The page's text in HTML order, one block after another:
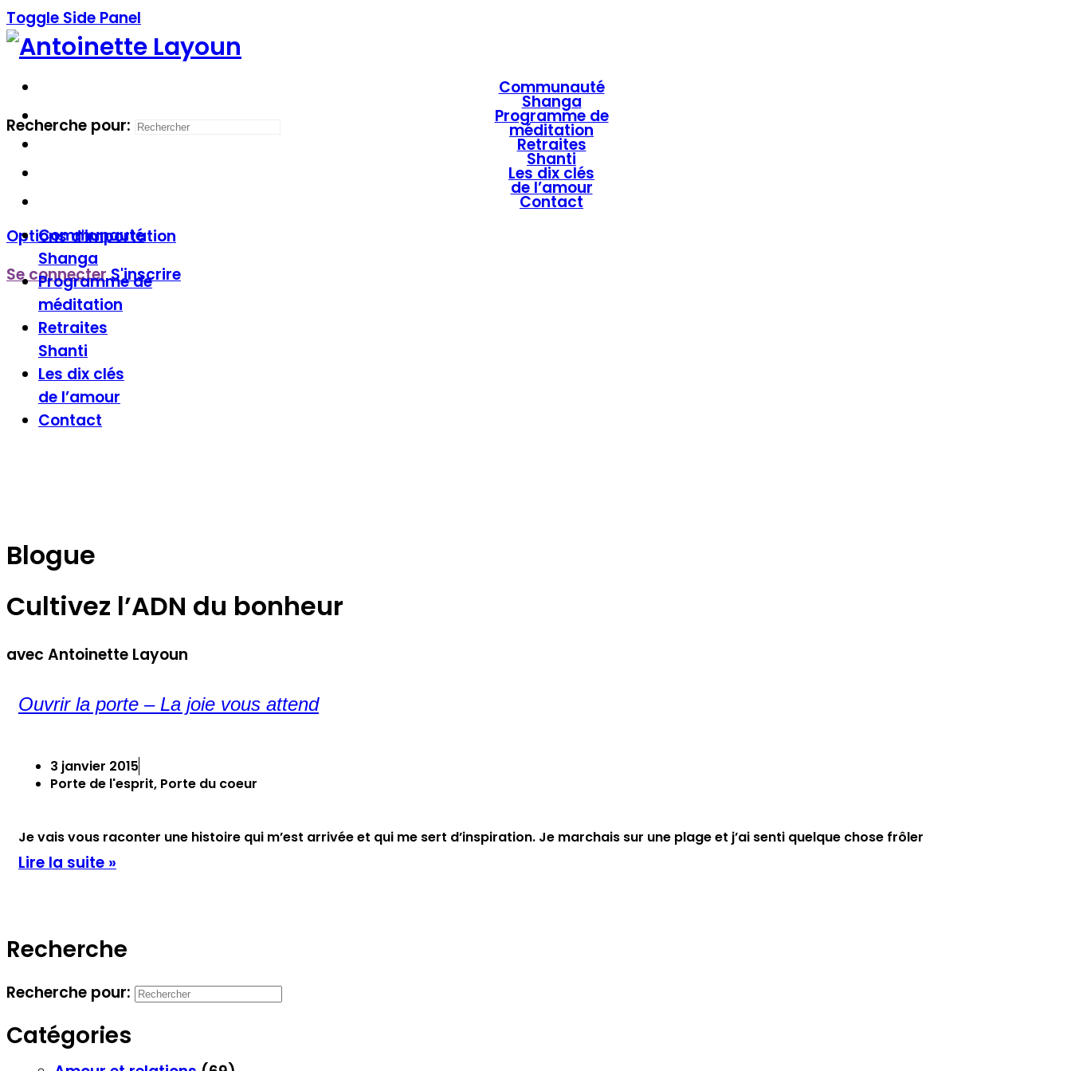
Toggle Side Panel
Communauté
Shanga
Programme de
méditation
Retraites
Shanti
Les dix clés
de l’amour
Contact
Options d'importation
Se connecterS'inscrire
Recherche pour:
Communauté
Shanga
Programme de
méditation
Retraites
Shanti
Les dix clés
de l’amour
Contact
Blogue
Cultivez l’ADN du bonheur
avec Antoinette Layoun
Ouvrir la porte – La joie vous attend
3 janvier 2015
Porte de l'esprit, Porte du coeur
Je vais vous raconter une histoire qui m’est arrivée et qui me sert d’inspiration. Je marchais sur une plage et j’ai senti quelque chose frôler
Lire la suite »
Recherche
Recherche pour:
Catégories